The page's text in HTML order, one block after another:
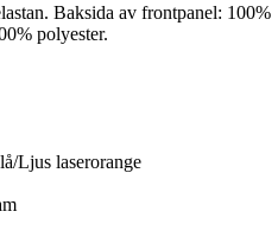
Baksida av frontpanel: 100%
polyester.
Ljus laserorange